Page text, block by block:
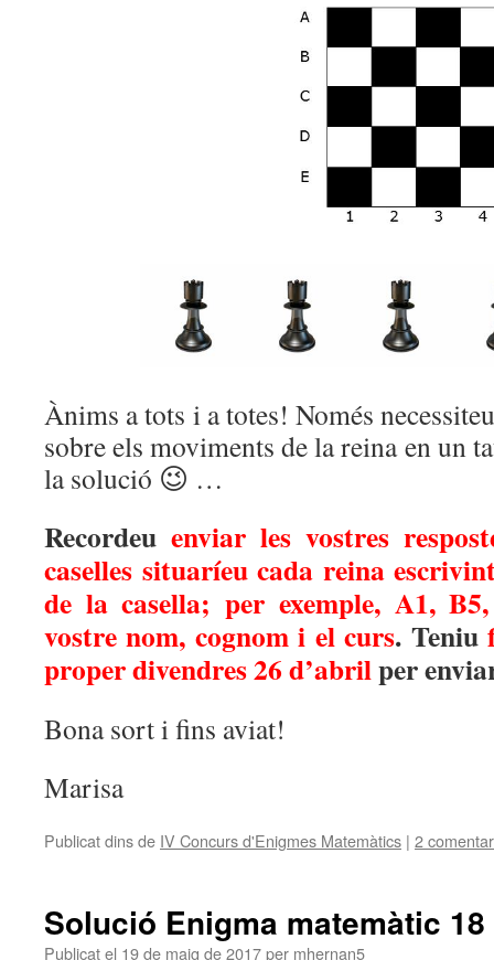
Ànims a tots i a totes! Només
sobre els moviments de la reina en un
la solució 😉 …
Recordeu enviar les vostres
caselles situaríeu cada reina
de la casella; per exemple, A1,
vostre nom, cognom i el curs. Teniu
proper divendres 26 d’abrilper
Bona sort i fins aviat!
Marisa
Publicat dins de IV Concurs d'Enigmes Matemàtics | 2
Solució Enigma matemàtic 18
Publicat el 19 de maig de 2017per mhernan5